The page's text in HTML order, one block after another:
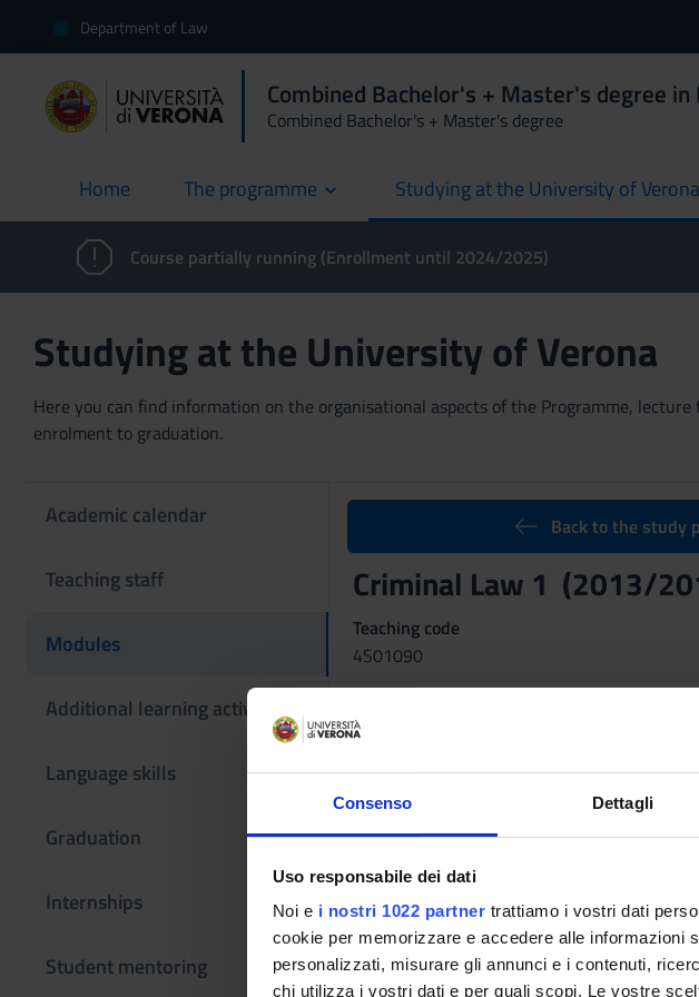
Consenso Dettagli
Uso responsabile dei dati
Noi e i nostri 1022 partner trattiamo i vostri dati
cookie per memorizzare e accedere alle informazioni
personalizzati, misurare gli annunci e i contenuti,
chi utilizza i vostri dati e per quali scopi. Le vostre
Department of Law
Combined Bachelor's + Master's degree in
Combined Bachelor's + Master's degree
Home
current The programme Studying at the University of Verona
Course partially running (Enrollment until 2024/2025)
Studying at the University of Verona
Here you can find information on the organisational aspects of the Programme,
enrolment to graduation.
Academic calendar
Teaching staff
Modules
Additional learning activities
Language skills
Graduation
Internships
Student mentoring
Back to the study
Criminal Law 1 (2013/
Teaching code
4S01090
Language
Italian
Period
1° Periodo di lezioni dal Oct 1, 2013 al Dec
Examination Methods
Colloquio orale.
In sede di esame si terrà conto delle